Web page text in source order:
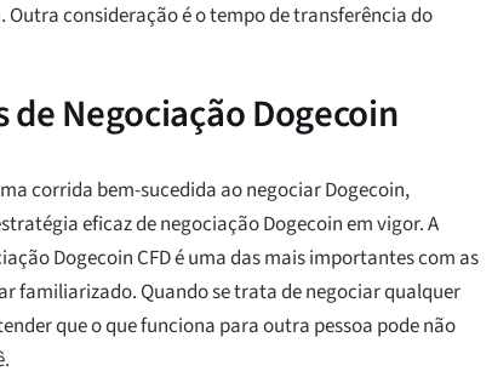
Outra consideração é o tempo de transferência do
de Negociação Dogecoin
corrida bem-sucedida ao negociar Dogecoin,
eficaz de negociação Dogecoin em vigor. A
Dogecoin CFD é uma das mais importantes com as
familiarizado. Quando se trata de negociar qualquer
que o que funciona para outra pessoa pode não